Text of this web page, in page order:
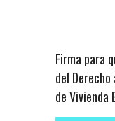
Firma para
del
de Vivienda